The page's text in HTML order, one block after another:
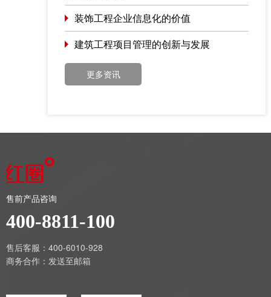
装饰工程企业信息化的价值
建筑工程项目管理的创新与发展
更多资讯
售前产品咨询
400-8811-100
售后客服：400-6010-928
商务合作： 发送至邮箱